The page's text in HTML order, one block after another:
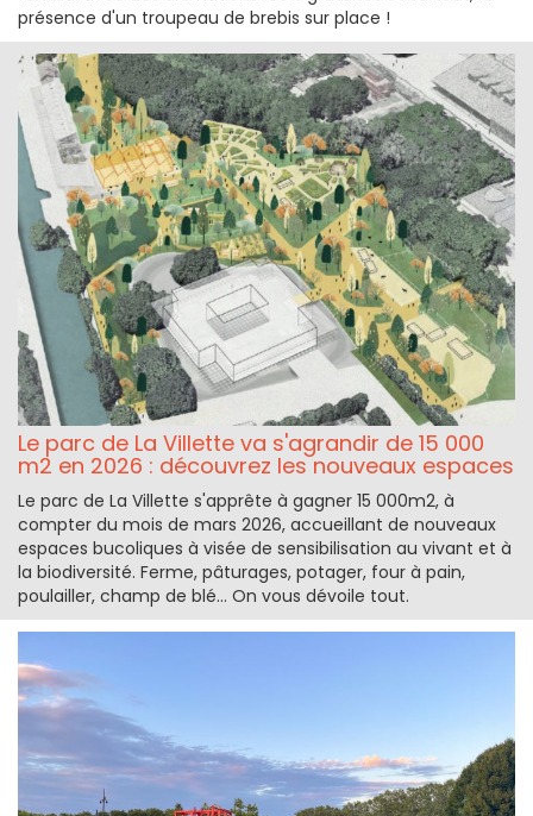
présence d'un troupeau de brebis sur place !
Le parc de La Villette va s'agrandir de 15 000
m2 en 2026 : découvrez les nouveaux espaces
Le parc de La Villette s'apprête à gagner 15 000m2, à
compter du mois de mars 2026, accueillant de nouveaux
espaces bucoliques à visée de sensibilisation au vivant et à
la biodiversité. Ferme, pâturages, potager, four à pain,
poulailler, champ de blé... On vous dévoile tout.